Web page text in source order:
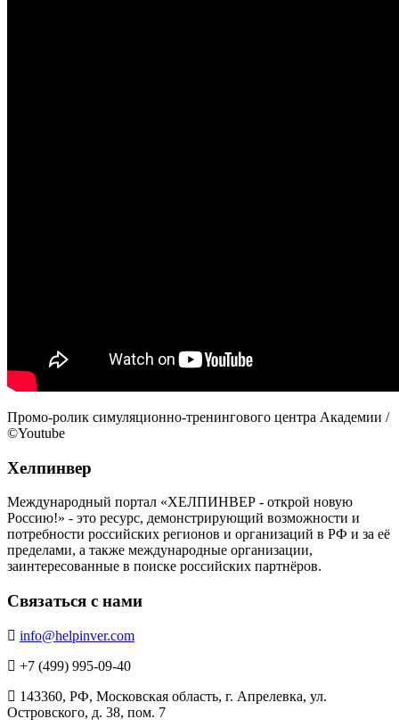
Промо-ролик симуляционно-тренингового центра Академии /
©Youtube
Хелпинвер
Международный портал «ХЕЛПИНВЕР - открой новую
Россию!» - это ресурс, демонстрирующий возможности и
потребности российских регионов и организаций в РФ и за её
пределами, а также международные организации,
заинтересованные в поиске российских партнёров.
Связаться с нами
info@helpinver.com
+7 (499) 995-09-40
143360, РФ, Московская область, г. Апрелевка, ул.
Островского, д. 38, пом. 7